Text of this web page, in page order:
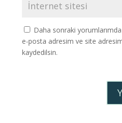
Daha sonraki yorumlarımda
e-posta adresim ve site
kaydedilsin.